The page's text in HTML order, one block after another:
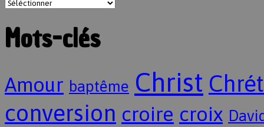
Mots-clés
Amour baptême Christ
conversion croire croix